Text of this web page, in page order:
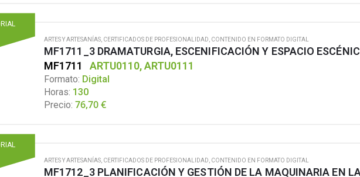
ARTES Y ARTESANÍAS CERTIFICADOS DE PROFESIONALIDAD CONTENIDO EN FORMATO DIGITAL
MF1711_3 DRAMATURGIA, ESCENIFICACIÓN Y ESPACIO
MF1711
ARTU0110, ARTU0111
Formato: Digital
Horas: 130
Precio: 76,70€
ARTES Y ARTESANÍAS CERTIFICADOS DE PROFESIONALIDAD CONTENIDO EN FORMATO DIGITAL